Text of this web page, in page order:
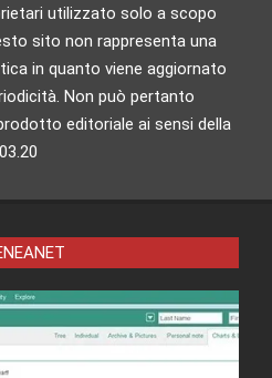
utilizzato solo a scopo
sito non rappresenta una
in quanto viene aggiornato
Non può pertanto
editoriale ai sensi della